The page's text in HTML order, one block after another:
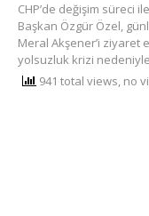
CHP’de değişim süreci
Başkan Özgür Özel,
Meral Akşener’i ziyaret
yolsuzluk krizi
941 total views, no